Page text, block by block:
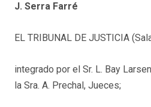
J. Serra Farré
EL TRIBUNAL DE JUSTICIA
integrado por el Sr. L. Bay
la Sra. A. Prechal, Jueces;